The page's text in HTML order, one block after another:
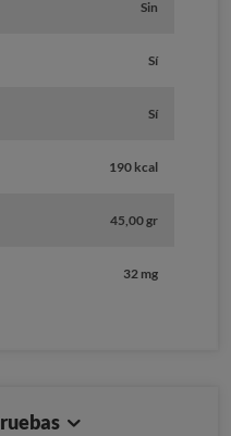
Sin
Sí
Sí
190 kcal
45,00 gr
32 mg